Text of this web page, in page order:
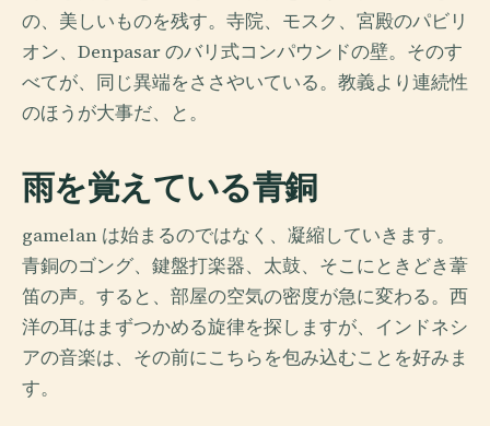
の、美しいものを残す。寺院、モスク、宮殿のパビリ
オン、Denpasar のバリ式コンパウンドの壁。そのす
べてが、同じ異端をささやいている。教義より連続性
のほうが大事だ、と。
雨を覚えている青銅
gamelan は始まるのではなく、凝縮していきます。
青銅のゴング、鍵盤打楽器、太鼓、そこにときどき葦
笛の声。すると、部屋の空気の密度が急に変わる。西
洋の耳はまずつかめる旋律を探しますが、インドネシ
アの音楽は、その前にこちらを包み込むことを好みま
す。